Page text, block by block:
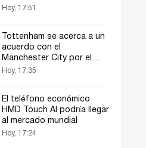
generación»
Hoy, 17:51
Tottenham se acerca a un
acuerdo con el
Manchester City por el
fichaje de Savinho
Hoy, 17:35
El teléfono económico
HMD Touch AI podría llegar
al mercado mundial
Hoy, 17:24